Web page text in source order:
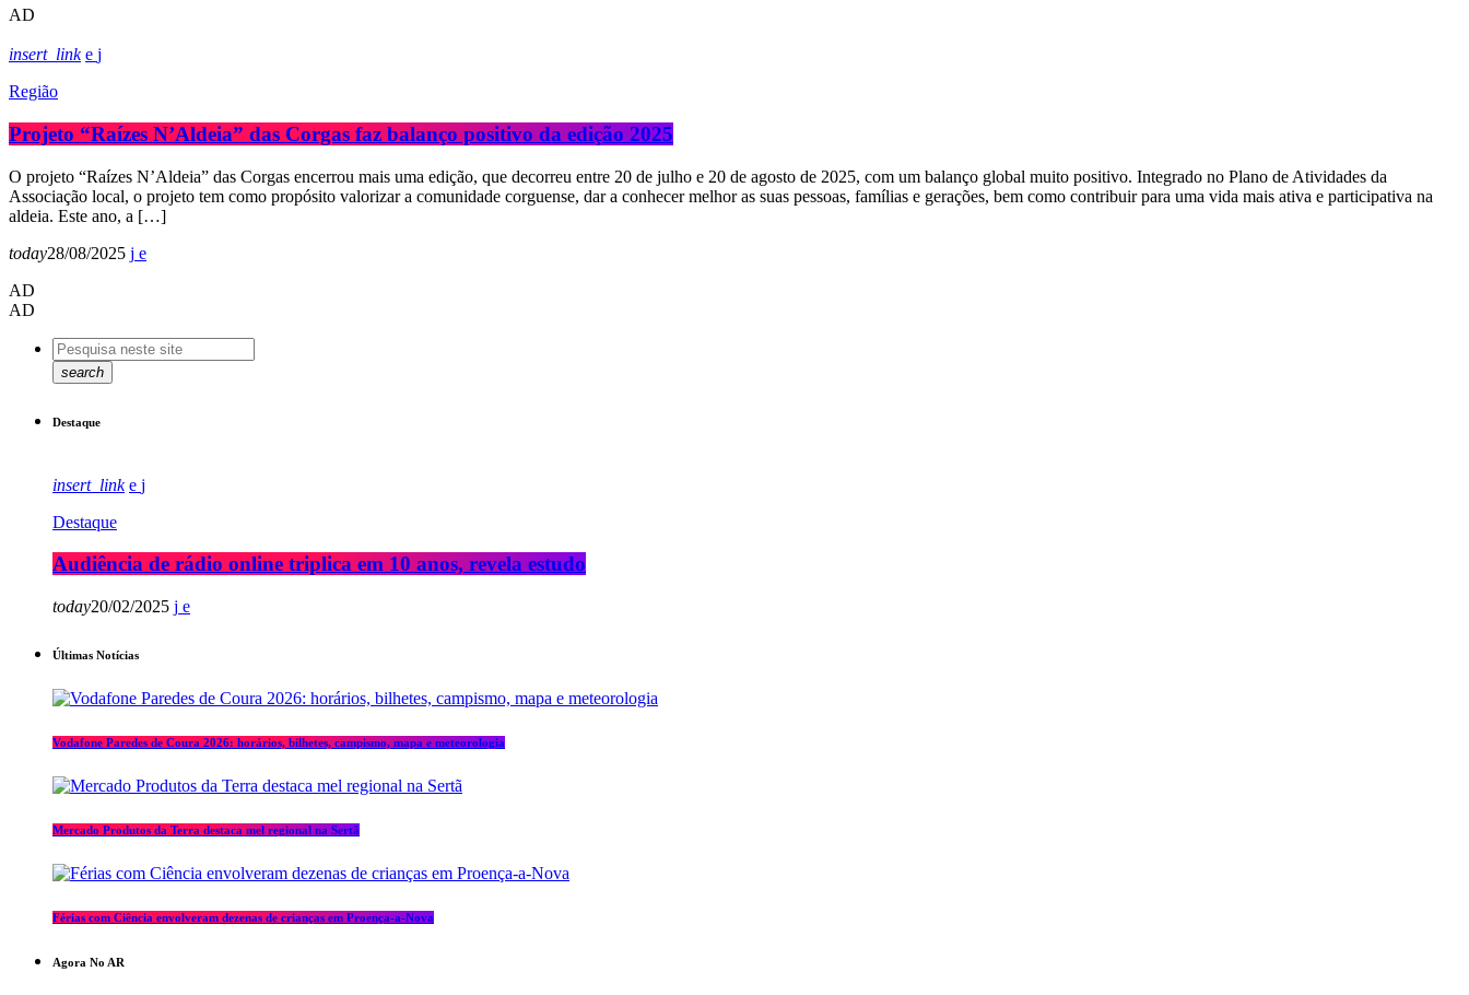
AD
insert_link
Região
Projeto “Raízes N’Aldeia” das Corgas faz balanço positivo da edição 2025
O projeto “Raízes N’Aldeia” das Corgas encerrou mais uma edição, que decorreu entre 20 de julho e 20 de agosto de 2025, com um balanço global muito positivo. Integrado no Plano de Atividades da
Associação local, o projeto tem como propósito valorizar a comunidade corguense, dar a conhecer melhor as suas pessoas, famílias e gerações, bem como contribuir para uma vida mais ativa e participativa na
aldeia. Este ano, a […]
today28/08/2025
AD
AD
search
Destaque
insert_link
Destaque
Audiência de rádio online triplica em 10 anos, revela estudo
today20/02/2025
Últimas Notícias
Vodafone Paredes de Coura 2026: horários, bilhetes, campismo, mapa e meteorologia
Mercado Produtos da Terra destaca mel regional na Sertã
Férias com Ciência envolveram dezenas de crianças em Proença-a-Nova
Agora No AR